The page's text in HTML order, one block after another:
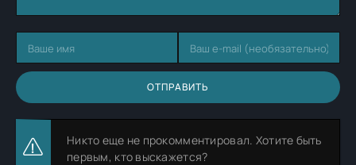
ОТПРАВИТЬ
Никто еще не прокомментировал. Хотите быть
первым, кто выскажется?